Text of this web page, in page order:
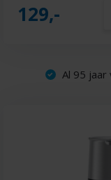
129,-
Al 95